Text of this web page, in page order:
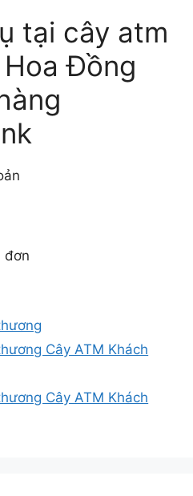
tại cây atm
Đồng
đơn
Cây ATM Khách
Cây ATM Khách